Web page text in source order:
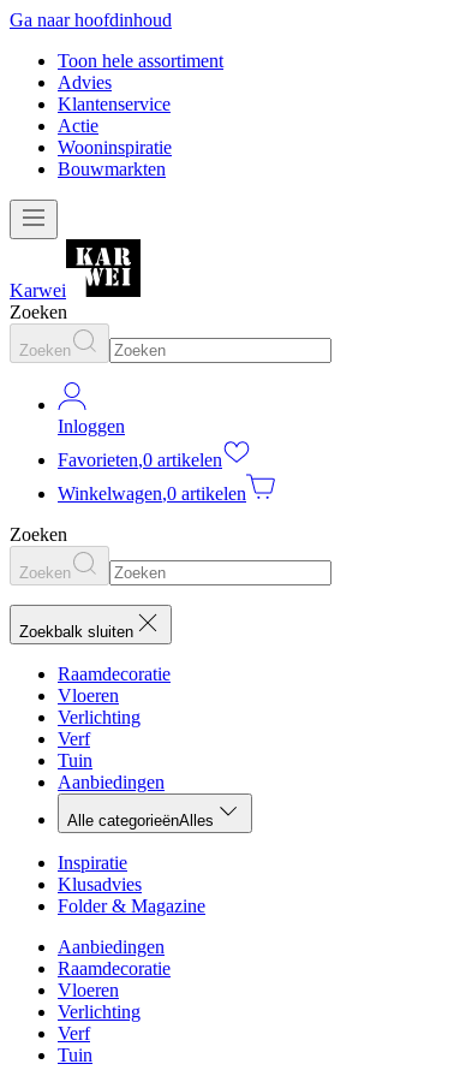
Ga naar hoofdinhoud
Toon hele assortiment
Advies
Klantenservice
Actie
Wooninspiratie
Bouwmarkten
Karwei
Zoeken
Zoeken
Inloggen
Favorieten,0 artikelen
Winkelwagen,0 artikelen
Zoeken
Zoeken
Zoekbalk sluiten
Raamdecoratie
Vloeren
Verlichting
Verf
Tuin
Aanbiedingen
Alle categorieënAlles
Inspiratie
Klusadvies
Folder & Magazine
Aanbiedingen
Raamdecoratie
Vloeren
Verlichting
Verf
Tuin